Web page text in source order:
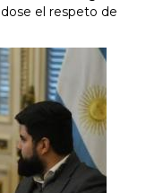
el respeto de